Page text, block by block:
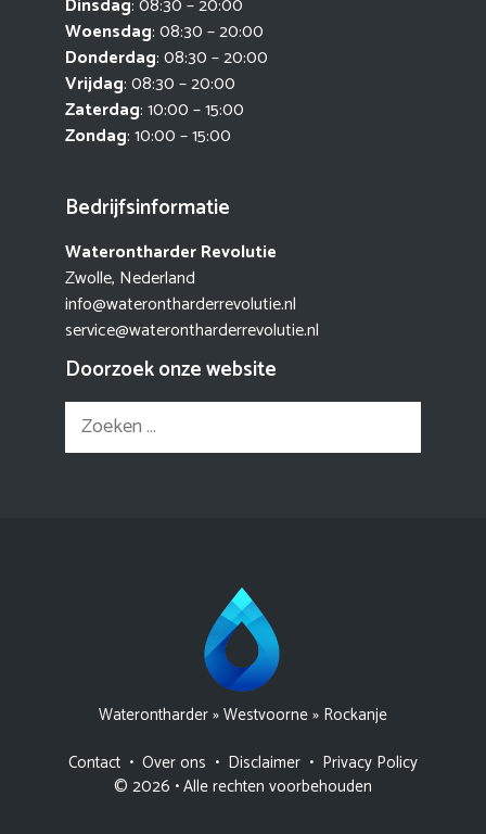
Dinsdag: 08:30 – 20:00
Woensdag: 08:30 – 20:00
Donderdag: 08:30 – 20:00
Vrijdag: 08:30 – 20:00
Zaterdag: 10:00 – 15:00
Zondag: 10:00 – 15:00
Bedrijfsinformatie
Waterontharder Revolutie
Zwolle, Nederland
info@waterontharderrevolutie.nl
service@waterontharderrevolutie.nl
Doorzoek onze website
Zoek
naar:
Waterontharder»Westvoorne» Rockanje
Contact • Over ons • Disclaimer • Privacy Policy
© 2026 • Alle rechten voorbehouden